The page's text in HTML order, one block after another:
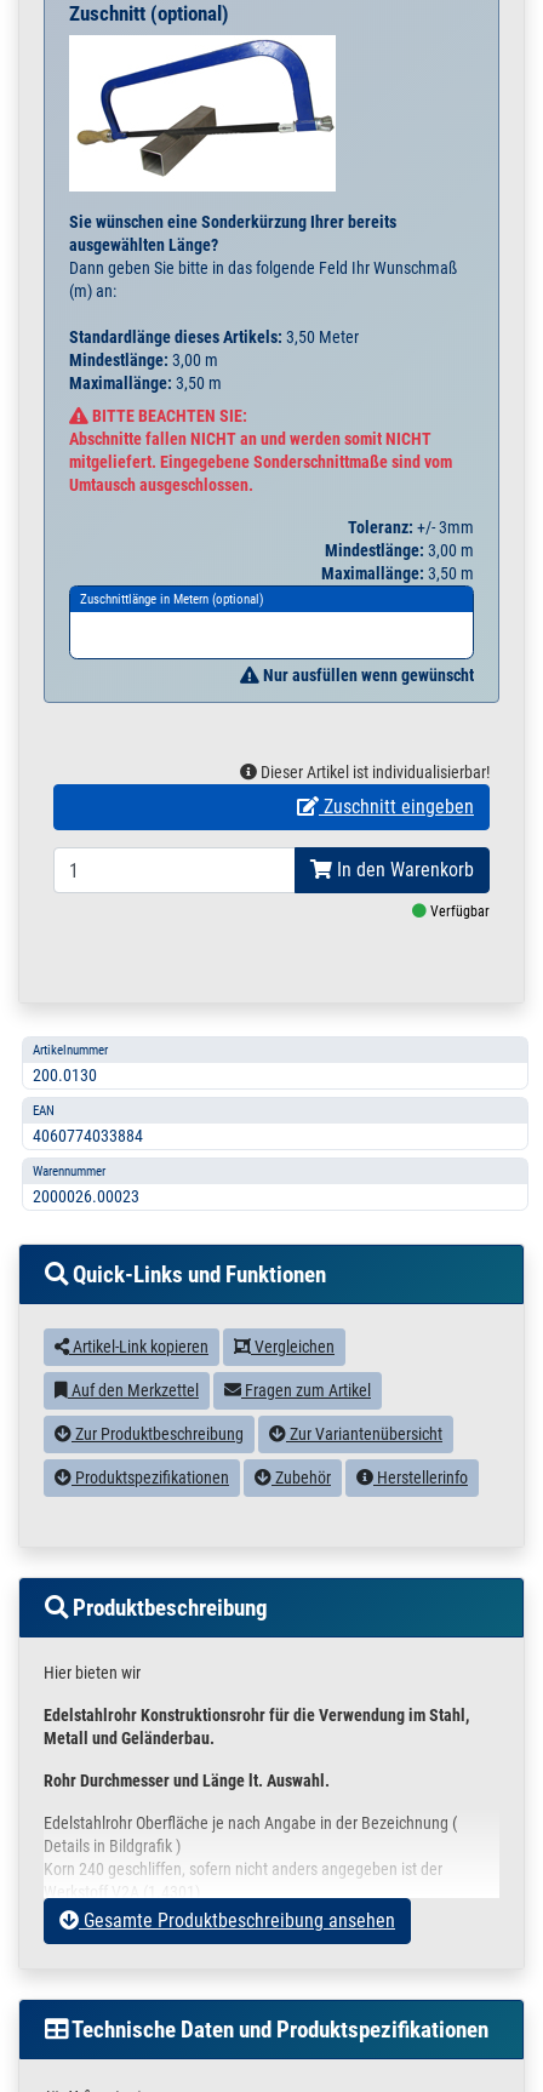
Zuschnitt (optional)
Sie wünschen eine Sonderkürzung Ihrer bereits
ausgewählten Länge?
Dann geben Sie bitte in das folgende Feld Ihr Wunschmaß
(m) an:
Standardlänge dieses Artikels: 3,50 Meter
Mindestlänge: 3,00 m
Maximallänge: 3,50 m
BITTE BEACHTEN SIE:
Abschnitte fallen NICHT an und werden somit NICHT
mitgeliefert. Eingegebene Sonderschnittmaße sind vom
Umtausch ausgeschlossen.
Toleranz: +/- 3mm
Mindestlänge: 3,00 m
Maximallänge: 3,50 m
Zuschnittlänge in Metern (optional)
Nur ausfüllen wenn gewünscht
Dieser Artikel ist individualisierbar!
Zuschnitt eingeben
In den Warenkorb
Verfügbar
Artikelnummer
200.0130
EAN
4060774033884
Warennummer
2000026.00023
Quick-Links und Funktionen
Artikel-Link kopieren Vergleichen
Auf den Merkzettel Fragen zum Artikel
Zur Produktbeschreibung Zur Variantenübersicht
Produktspezifikationen Zubehör Herstellerinfo
Produktbeschreibung
Hier bieten wir
Edelstahlrohr Konstruktionsrohr für die Verwendung im Stahl,
Metall und Geländerbau.
Rohr Durchmesser und Länge lt. Auswahl.
Edelstahlrohr Oberfläche je nach Angabe in der Bezeichnung (
Details in Bildgrafik )
Korn 240 geschliffen, sofern nicht anders angegeben ist der
Werkstoff V2A (1.4301)
angelehnt an DIN 17455 / EN ISO 1127
In der oberen Auswahlbox können Sie
Ihre gewünschte Stückzahl
Gesamte Produktbeschreibung ansehen
Technische Daten und Produktspezifikationen